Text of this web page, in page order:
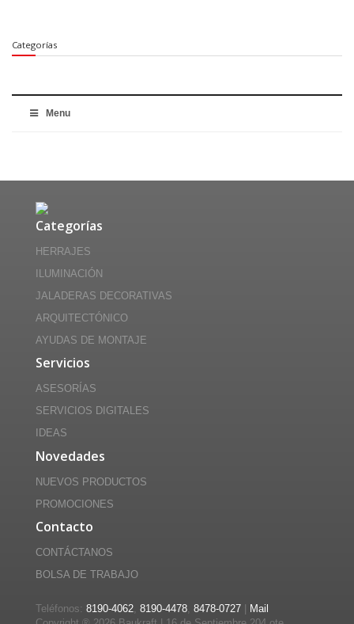
Categorías
Menu
Categorías
HERRAJES
ILUMINACIÓN
JALADERAS DECORATIVAS
ARQUITECTÓNICO
AYUDAS DE MONTAJE
Servicios
ASESORÍAS
SERVICIOS DIGITALES
IDEAS
Novedades
NUEVOS PRODUCTOS
PROMOCIONES
Contacto
CONTÁCTANOS
BOLSA DE TRABAJO
Teléfonos: 8190-4062, 8190-4478, 8478-0727
Mail